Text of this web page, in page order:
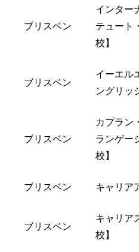
ブリスベン
インター
テュート
校】
ブリスベン
イーエル
ングリッ
ブリスベン
カプラン
ランゲー
校】
ブリスベン キャリア
ブリスベン
キャリア
校】